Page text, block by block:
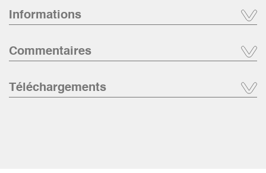
Informations
Commentaires
Téléchargements